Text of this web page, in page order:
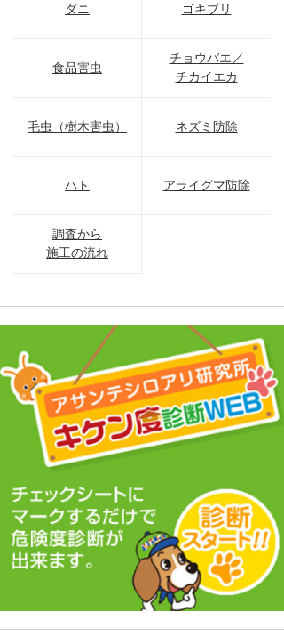
ダニ ゴキブリ
食品害虫
チョウバエ／
チカイエカ
毛虫（樹木害虫） ネズミ防除
ハト アライグマ防除
調査から
施工の流れ